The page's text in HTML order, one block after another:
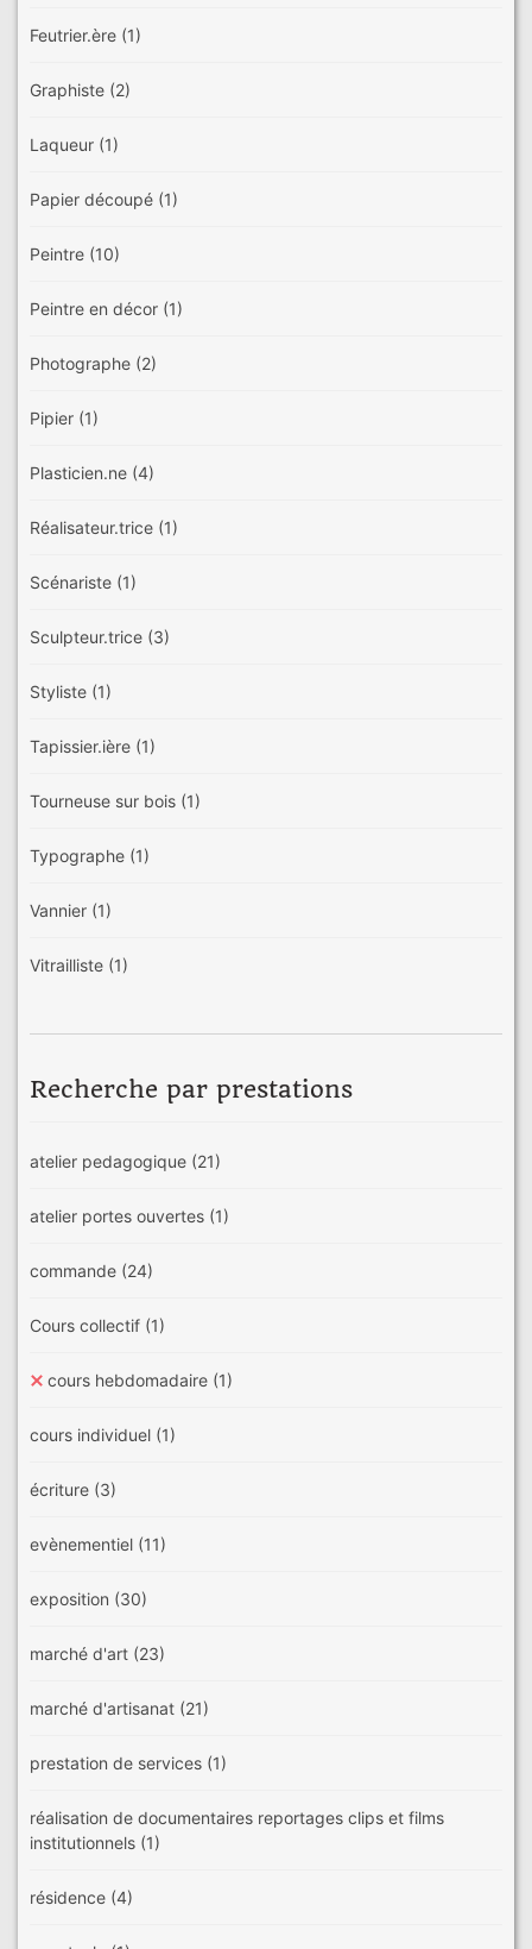
Feutrier.ère (1)
Graphiste (2)
Laqueur (1)
Papier découpé (1)
Peintre (10)
Peintre en décor (1)
Photographe (2)
Pipier (1)
Plasticien.ne (4)
Réalisateur.trice (1)
Scénariste (1)
Sculpteur.trice (3)
Styliste (1)
Tapissier.ière (1)
Tourneuse sur bois (1)
Typographe (1)
Vannier (1)
Vitrailliste (1)
Recherche par prestations
atelier pedagogique (21)
atelier portes ouvertes (1)
commande (24)
Cours collectif (1)
cours hebdomadaire (1)
cours individuel (1)
écriture (3)
evènementiel (11)
exposition (30)
marché d'art (23)
marché d'artisanat (21)
prestation de services (1)
réalisation de documentaires reportages clips et films
institutionnels (1)
résidence (4)